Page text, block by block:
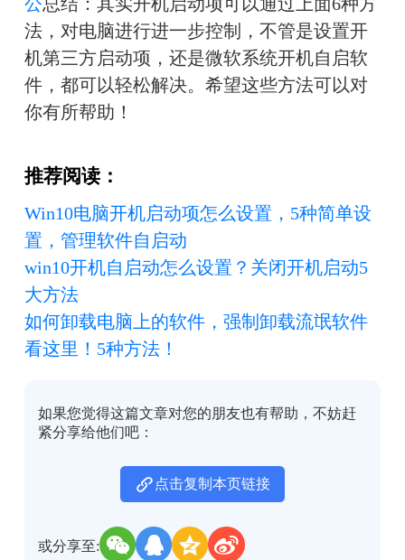
公总结：其实开机启动项可以通过上面6种方
法，对电脑进行进一步控制，不管是设置开
机第三方启动项，还是微软系统开机自启软
件，都可以轻松解决。希望这些方法可以对
你有所帮助！
推荐阅读：
Win10电脑开机启动项怎么设置，5种简单设
置，管理软件自启动
win10开机自启动怎么设置？关闭开机启动5
大方法
如何卸载电脑上的软件，强制卸载流氓软件
看这里！5种方法！
如果您觉得这篇文章对您的朋友也有帮助，不妨赶
紧分享给他们吧：
点击复制本页链接
或分享至: